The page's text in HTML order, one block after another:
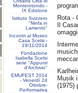
Monterotondo -
IX Edizione
Istituto Svizzero
"Ninfa in
Lamento"
Incontri al Museo
Casa Scelsi -
19/11/2014
Fondazione
Isabella Scelsi
serie "Appunti
d'Archivio"
EMUFEST 2014
- Venerdì 24
Ottobre-
Performativa
Rota -
Il
Musik
(1975)